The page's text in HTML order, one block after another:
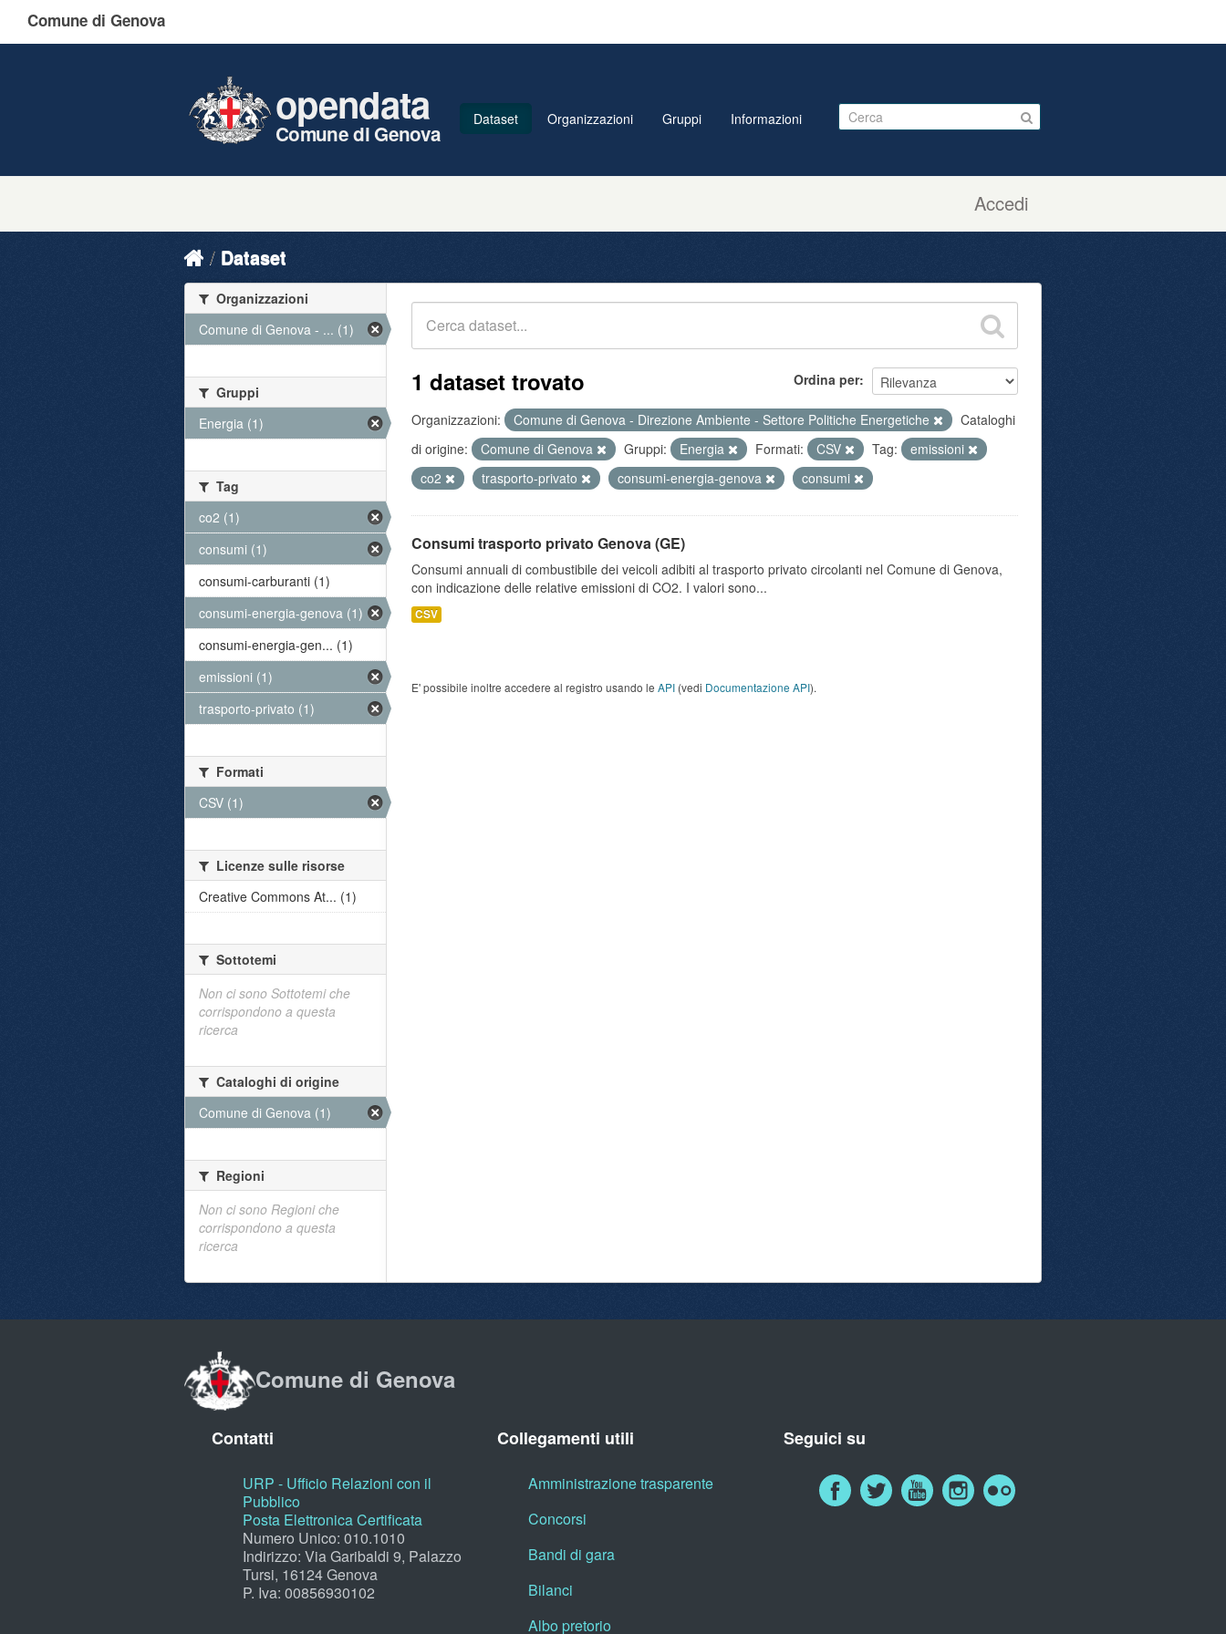
Comune di Genova
Accedi
opendata
Comune di Genova
Dataset Organizzazioni Gruppi Informazioni
Dataset
Ordina per
1 dataset trovato
Organizzazioni: Comune di Genova - Direzione Ambiente - Settore Politiche Energetiche
Cataloghi
di origine:
Comune di Genova Gruppi: Energia Formati: CSV Tag:
emissioni
co2
trasporto-privato consumi-energia-genova consumi
Consumi trasporto privato Genova (GE)
Consumi annuali di combustibile dei veicoli adibiti al trasporto privato circolanti nel Comune di Genova,
con indicazione delle relative emissioni di CO2. I valori sono...
CSV
E' possibile inoltre accedere al registro usando le API (vedi Documentazione API).
Organizzazioni
Comune di Genova - ... (1)
Gruppi
Energia (1)
Tag
co2 (1)
consumi (1)
consumi-carburanti (1)
consumi-energia-genova (1)
consumi-energia-gen... (1)
emissioni (1)
trasporto-privato (1)
Formati
CSV (1)
Licenze sulle risorse
Creative Commons At... (1)
Sottotemi
Non ci sono Sottotemi che
corrispondono a questa
ricerca
Cataloghi di origine
Comune di Genova (1)
Regioni
Non ci sono Regioni che
corrispondono a questa
ricerca
Comune di Genova
Contatti
URP - Ufficio Relazioni con il
Pubblico
Posta Elettronica Certificata
Numero Unico: 010.1010
Indirizzo: Via Garibaldi 9, Palazzo
Tursi, 16124 Genova
P. Iva: 00856930102
Collegamenti utili
Amministrazione trasparente
Concorsi
Bandi di gara
Bilanci
Albo pretorio
Seguici su